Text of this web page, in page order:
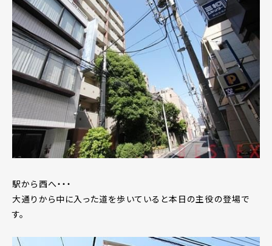
駅から西へ・・・
大通りから中に入った道を歩いていると本日の主役の登場で
す。